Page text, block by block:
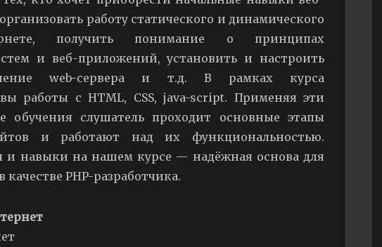
работу статического и динамического
получить понимание о принципах
и веб-приложений, установить и настроить
web-сервера и т.д. В рамках курса
работы с HTML, CSS, java-script. Применяя эти
обучения слушатель проходит основные этапы
и работают над их функциональностью.
и навыки на нашем курсе — надёжная основа для
PHP-разработчика.